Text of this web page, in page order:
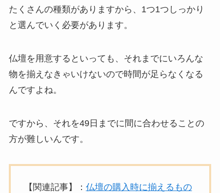
たくさんの種類がありますから、1つ1つしっかり
と選んでいく必要があります。
仏壇を用意するといっても、それまでにいろんな
物を揃えなきゃいけないので時間が足らなくなる
んですよね。
ですから、それを49日までに間に合わせることの
方が難しいんです。
【関連記事】： 仏壇の購入時に揃えるもの